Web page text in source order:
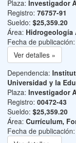
Plaza: Investigador
Registro: 76757-91
Sueldo: $25,359.20
Área: Hidrogeología
Fecha de publicación:
Ver detalles »
Dependencia:
Universidad y la
Plaza: Investigador
Registro: 00472-43
Sueldo: $25,359.20
Área: Currículum,
Fecha de publicación: